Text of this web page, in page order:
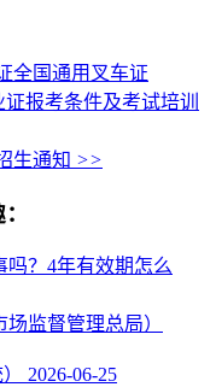
全国通用叉车证
报考条件及考试培训
生通知 >>
吗？4年有效期怎么
监督管理总局）
2026-06-25